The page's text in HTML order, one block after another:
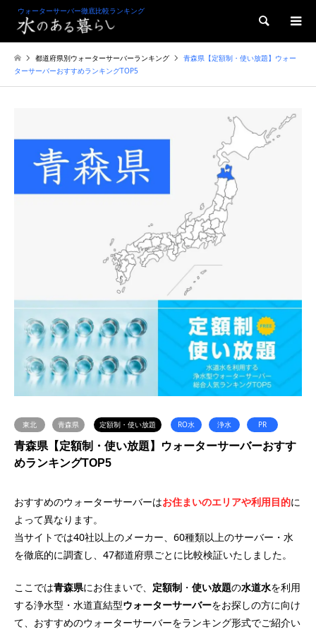
ウォーターサーバー徹底比較ランキング
検索
都道府県別ウォーターサーバーランキング
青森県【定額制・使い放題】ウォー
ターサーバーおすすめランキングTOP5
東北 青森県 定額制・使い放題 RO水 浄水 PR
青森県【定額制・使い放題】ウォーターサーバーおすす
めランキングTOP5
おすすめのウォーターサーバーはお住まいのエリアや利用目的に
よって異なります。
当サイトでは40社以上のメーカー、60種類以上のサーバー・水
を徹底的に調査し、47都道府県ごとに比較検証いたしました。
ここでは青森県にお住まいで、 定額制 ・ 使い放題の水道水を利用
する浄水型・水道直結型ウォーターサーバーをお探しの方に向け
て、おすすめのウォーターサーバーをランキング形式でご紹介い